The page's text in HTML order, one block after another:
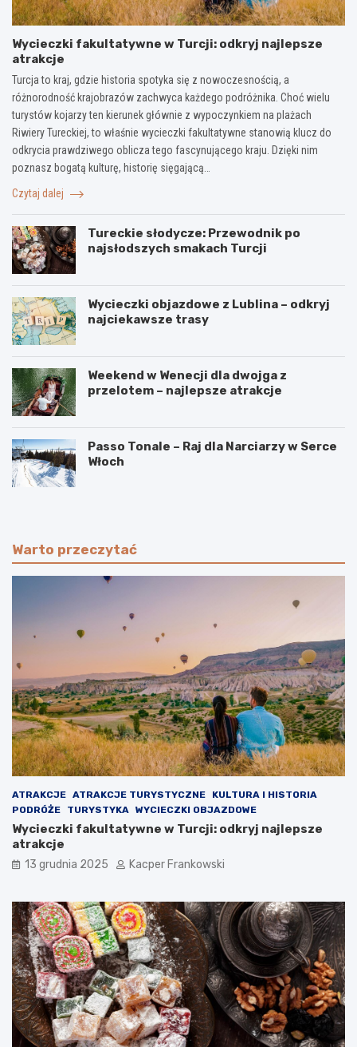
Wycieczki fakultatywne w Turcji: odkryj najlepsze
atrakcje
Turcja to kraj, gdzie historia spotyka się z nowoczesnością, a
różnorodność krajobrazów zachwyca każdego podróżnika. Choć wielu
turystów kojarzy ten kierunek głównie z wypoczynkiem na plażach
Riwiery Tureckiej, to właśnie wycieczki fakultatywne stanowią klucz do
odkrycia prawdziwego oblicza tego fascynującego kraju. Dzięki nim
poznasz bogatą kulturę, historię sięgającą…
Czytaj dalej
Tureckie słodycze: Przewodnik po
najsłodszych smakach Turcji
Wycieczki objazdowe z Lublina – odkryj
najciekawsze trasy
Weekend w Wenecji dla dwojga z
przelotem – najlepsze atrakcje
Passo Tonale – Raj dla Narciarzy w Serce
Włoch
Warto przeczytać
ATRAKCJE ATRAKCJE TURYSTYCZNE
KULTURA I HISTORIA
PODRÓŻE
TURYSTYKA WYCIECZKI OBJAZDOWE
Wycieczki fakultatywne w Turcji: odkryj najlepsze
atrakcje
13 grudnia 2025 Kacper Frankowski